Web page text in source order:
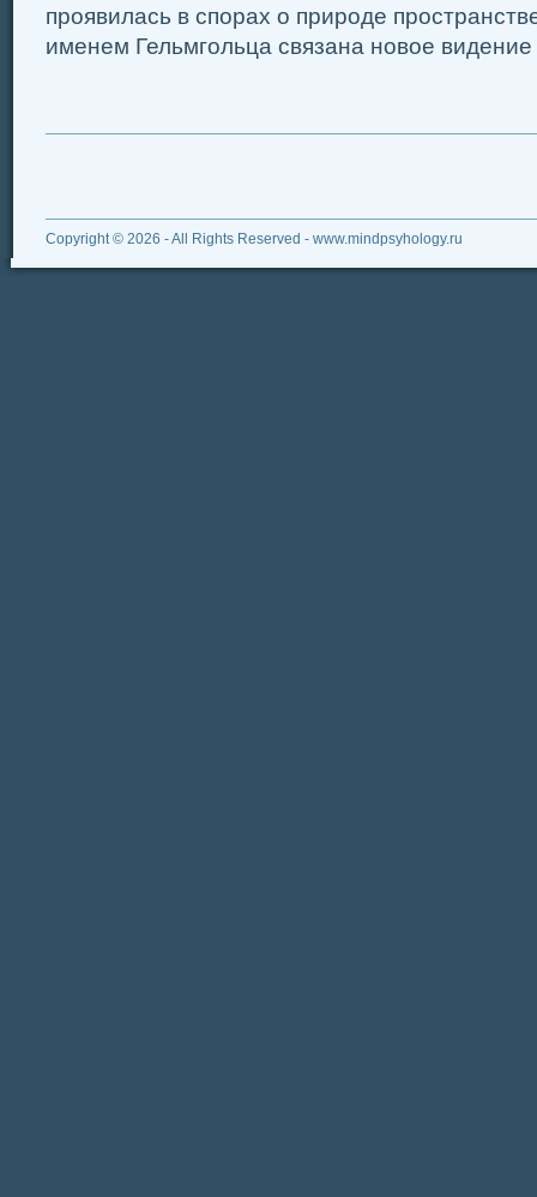
проявилась в спорах о природе
именем Гельмгольца связана новое
Copyright © 2026 - All Rights Reserved - www.mindpsyhology.ru